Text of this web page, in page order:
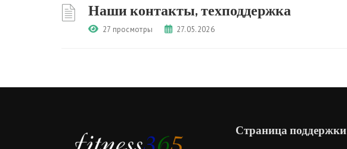
Наши контакты, техподдержка
27 просмотры 27.05.2026
Страница поддержки